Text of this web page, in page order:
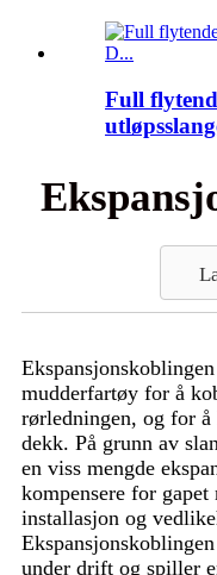
Full
mudderfartøy for å
rørledningen, og for å
dekk. På grunn av
en viss mengde
kompensere for
installasjon og
under drift og spiller